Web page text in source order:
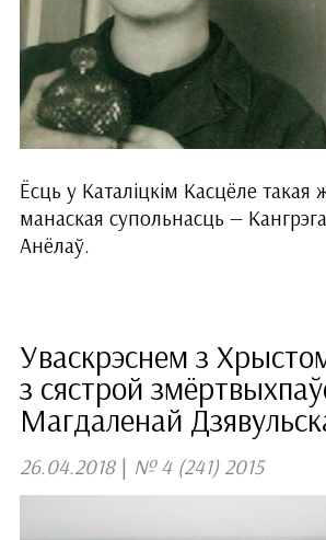
Ёсць у Каталіцкім Касцёле такая
манаская супольнасць —
Анёлаў.
Уваскрэснем з
з сястрой
Магдаленай
26.04.2018 | № 4 (241) 2015